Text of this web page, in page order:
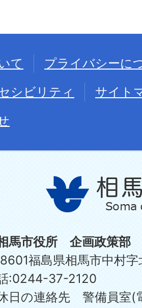
て
プライバシーに
シビリティ
サイト
馬市役所 企画政策部
福島県相馬市中村
:0244-37-2120
日の連絡先 警備員室